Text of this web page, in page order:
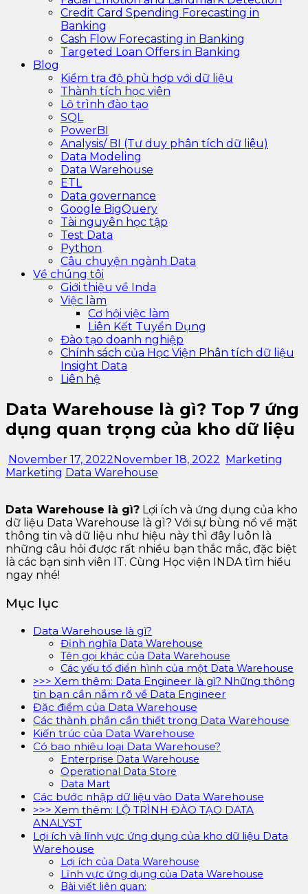
Credit Card Spending Forecasting in
Banking
Cash Flow Forecasting in Banking
Targeted Loan Offers in Banking
Blog
Kiểm tra độ phù hợp với dữ liệu
Thành tích học viên
Lộ trình đào tạo
SQL
PowerBI
Analysis/ BI (Tư duy phân tích dữ liệu)
Data Modeling
Data Warehouse
ETL
Data governance
Google BigQuery
Tài nguyên học tập
Test Data
Python
Câu chuyện ngành Data
Về chúng tôi
Giới thiệu về Inda
Việc làm
Cơ hội việc làm
Liên Kết Tuyển Dụng
Đào tạo doanh nghiệp
Chính sách của Học Viện Phân tích dữ liệu
Insight Data
Liên hệ
Data Warehouse là gì? Top 7 ứng
dụng quan trọng của kho dữ liệu
November 17, 2022November 18, 2022 Marketing
Marketing Data Warehouse
Data Warehouse là gì? Lợi ích và ứng dụng của kho
dữ liệu Data Warehouse là gì? Với sự bùng nổ về mặt
thông tin và dữ liệu như hiệu này thì đây luôn là
những câu hỏi được rất nhiều bạn thắc mắc, đặc biệt
là các bạn sinh viên IT. Cùng Học viện INDA tìm hiểu
ngay nhé!
Mục lục
Data Warehouse là gì?
Định nghĩa Data Warehouse
Tên gọi khác của Data Warehouse
Các yếu tố điển hình của một Data Warehouse
>>> Xem thêm: Data Engineer là gì? Những thông
tin bạn cần nắm rõ về Data Engineer
Đặc điểm của Data Warehouse
Các thành phần cần thiết trong Data Warehouse
Kiến trúc của Data Warehouse
Có bao nhiêu loại Data Warehouse?
Enterprise Data Warehouse
Operational Data Store
Data Mart
Các bước nhập dữ liệu vào Data Warehouse
>>> Xem thêm: LỘ TRÌNH ĐÀO TẠO DATA
ANALYST
Lợi ích và lĩnh vực ứng dụng của kho dữ liệu Data
Warehouse
Lợi ích của Data Warehouse
Lĩnh vực ứng dụng của Data Warehouse
Bài viết liên quan: